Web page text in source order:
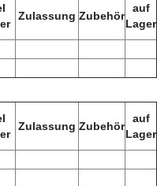
Zulassung Zubehör
auf
Lager
Zulassung Zubehör
auf
Lager